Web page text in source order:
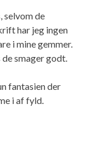
selvom de
har jeg ingen
i mine gemmer.
smager godt.
fantasien der
i af fyld.